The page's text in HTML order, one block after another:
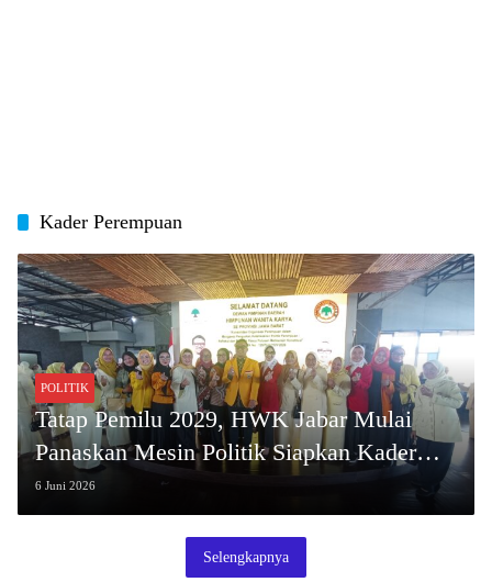
Kader Perempuan
POLITIK
Tatap Pemilu 2029, HWK Jabar Mulai
Panaskan Mesin Politik Siapkan Kader
Perempuan Tangguh
6 Juni 2026
Selengkapnya